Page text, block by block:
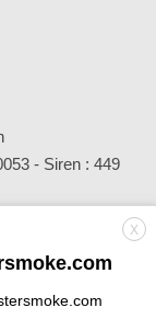
- Siren : 449
20 90 56 55 du
X